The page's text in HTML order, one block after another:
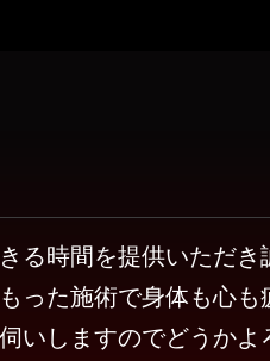
る時間を提供いただき
った施術で身体も心も
いしますのでどうかよ